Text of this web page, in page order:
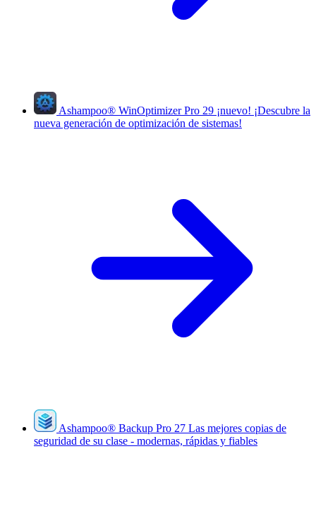
Ashampoo® WinOptimizer Pro 29 ¡nuevo! ¡Descubre la
nueva generación de optimización de sistemas!
Ashampoo® Backup Pro 27 Las mejores copias de
seguridad de su clase - modernas, rápidas y fiables